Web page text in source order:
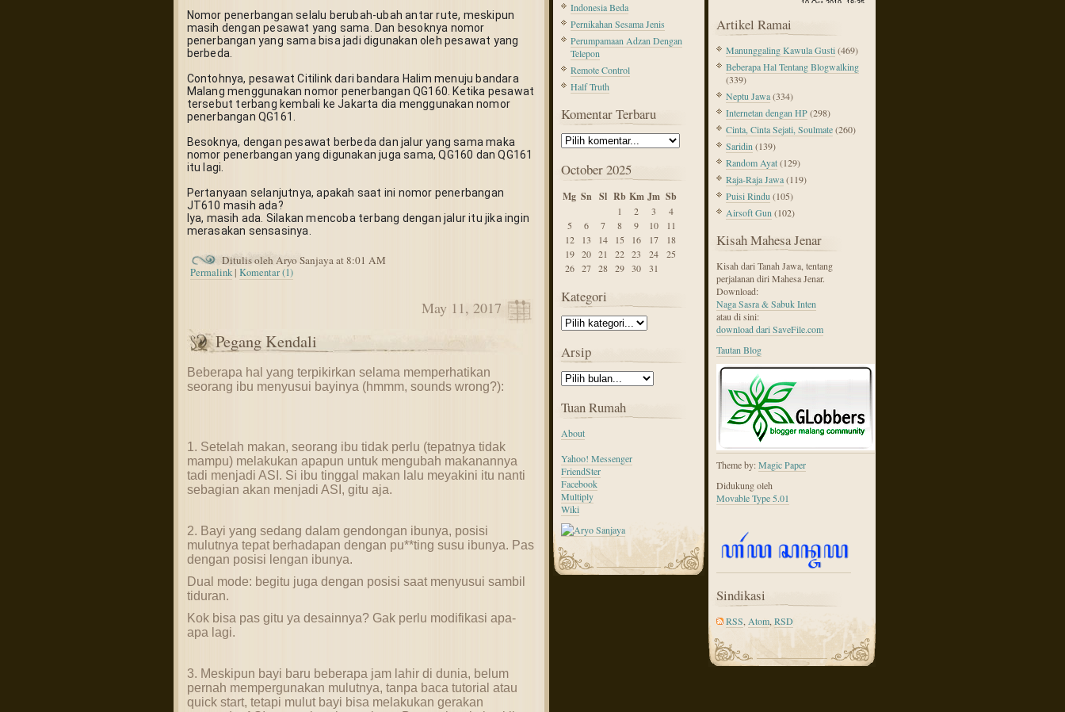
Nomor penerbangan selalu berubah-ubah antar rute, meskipun
masih dengan pesawat yang sama. Dan besoknya nomor
penerbangan yang sama bisa jadi digunakan oleh pesawat yang
berbeda.
Contohnya, pesawat Citilink dari bandara Halim menuju bandara
Malang menggunakan nomor penerbangan QG160. Ketika pesawat
tersebut terbang kembali ke Jakarta dia menggunakan nomor
penerbangan QG161.
Besoknya, dengan pesawat berbeda dan jalur yang sama maka
nomor penerbangan yang digunakan juga sama, QG160 dan QG161
itu lagi.
Pertanyaan selanjutnya, apakah saat ini nomor penerbangan
JT610 masih ada?
Iya, masih ada. Silakan mencoba terbang dengan jalur itu jika ingin
merasakan sensasinya.
Ditulis oleh Aryo Sanjaya at 8:01 AM
Permalink |Komentar (1)
May 11, 2017
Pegang Kendali
Beberapa hal yang terpikirkan selama memperhatikan
seorang ibu menyusui bayinya (hmmm, sounds wrong?):
1. Setelah makan, seorang ibu tidak perlu (tepatnya tidak
mampu) melakukan apapun untuk mengubah makanannya
tadi menjadi ASI. Si ibu tinggal makan lalu meyakini itu nanti
sebagian akan menjadi ASI, gitu aja.
2. Bayi yang sedang dalam gendongan ibunya, posisi
mulutnya tepat berhadapan dengan pu**ting susu ibunya. Pas
dengan posisi lengan ibunya.
Dual mode: begitu juga dengan posisi saat menyusui sambil
tiduran.
Kok bisa pas gitu ya desainnya? Gak perlu modifikasi apa-
apa lagi.
3. Meskipun bayi baru beberapa jam lahir di dunia, belum
pernah mempergunakan mulutnya, tanpa baca tutorial atau
quick start, tetapi mulut bayi bisa melakukan gerakan
Indonesia Beda
Pernikahan Sesama Jenis
Perumpamaan Adzan Dengan
Telepon
Remote Control
Half Truth
Komentar Terbaru
October 2025
Mg Sn Sl Rb Km Jm Sb
1 2 3
4
5
6 7 8 9 10
11
12
13 14 15 16 17
18
19 20 21 22 23 24
25
26 27 28 29 30 31
Kategori
Arsip
Tuan Rumah
About
Yahoo! Messenger
FriendSter
Facebook
Multiply
Wiki
Artikel Ramai
Manunggaling Kawula Gusti(469)
Beberapa Hal Tentang Blogwalking
(339)
Neptu Jawa(334)
Internetan dengan HP(298)
Cinta, Cinta Sejati, Soulmate(260)
Saridin (139)
Random Ayat(129)
Raja-Raja Jawa(119)
Puisi Rindu (105)
Airsoft Gun (102)
Kisah Mahesa Jenar
Kisah dari Tanah Jawa, tentang
perjalanan diri Mahesa Jenar.
Download:
Naga Sasra & Sabuk Inten
atau di sini:
download dari SaveFile.com
Tautan Blog
Theme by:Magic Paper
Didukung oleh
Movable Type 5.01
Sindikasi
RSS Atom, RSD